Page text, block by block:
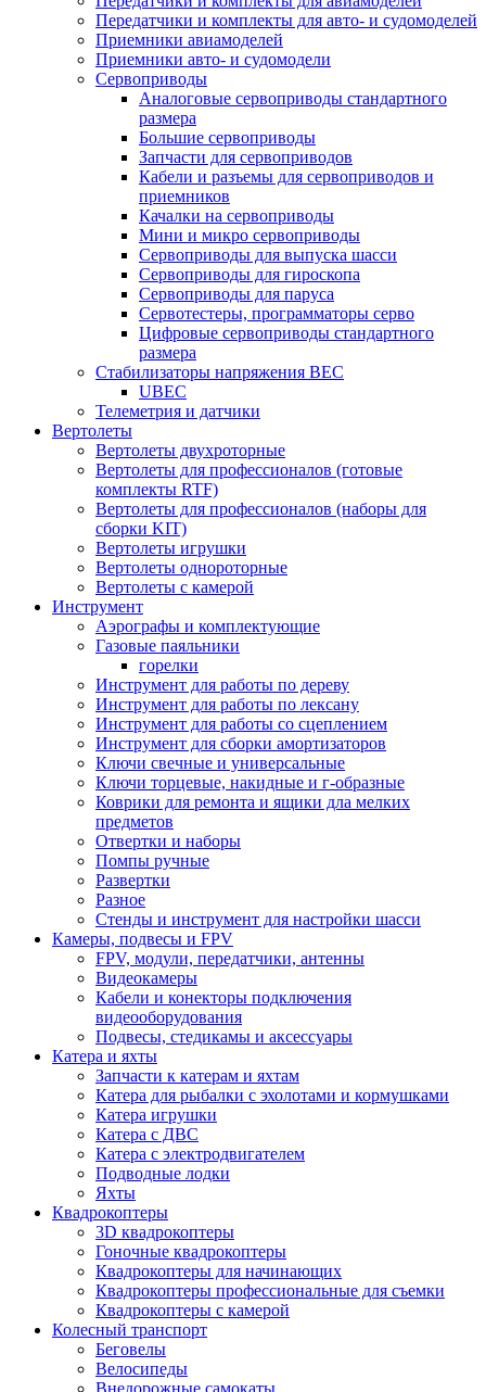
Передатчики и комплекты для авто- и судомоделей
Приемники авиамоделей
Приемники авто- и судомодели
Сервоприводы
Аналоговые сервоприводы стандартного
размера
Большие сервоприводы
Запчасти для сервоприводов
Кабели и разъемы для сервоприводов и
приемников
Качалки на сервоприводы
Мини и микро сервоприводы
Сервоприводы для выпуска шасси
Сервоприводы для гироскопа
Сервоприводы для паруса
Сервотестеры, программаторы серво
Цифровые сервоприводы стандартного
размера
Стабилизаторы напряжения BEC
UBEC
Телеметрия и датчики
Вертолеты
Вертолеты двухроторные
Вертолеты для профессионалов (готовые
комплекты RTF)
Вертолеты для профессионалов (наборы для
сборки KIT)
Вертолеты игрушки
Вертолеты однороторные
Вертолеты с камерой
Инструмент
Аэрографы и комплектующие
Газовые паяльники
горелки
Инструмент для работы по дереву
Инструмент для работы по лексану
Инструмент для работы со сцеплением
Инструмент для сборки амортизаторов
Ключи свечные и универсальные
Ключи торцевые, накидные и г-образные
Коврики для ремонта и ящики дла мелких
предметов
Отвертки и наборы
Помпы ручные
Развертки
Разное
Стенды и инструмент для настройки шасси
Камеры, подвесы и FPV
FPV, модули, передатчики, антенны
Видеокамеры
Кабели и конекторы подключения
видеооборудования
Подвесы, стедикамы и аксессуары
Катера и яхты
Запчасти к катерам и яхтам
Катера для рыбалки с эхолотами и кормушками
Катера игрушки
Катера с ДВС
Катера с электродвигателем
Подводные лодки
Яхты
Квадрокоптеры
3D квадрокоптеры
Гоночные квадрокоптеры
Квадрокоптеры для начинающих
Квадрокоптеры профессиональные для съемки
Квадрокоптеры с камерой
Колесный транспорт
Беговелы
Велосипеды
Внедорожные самокаты